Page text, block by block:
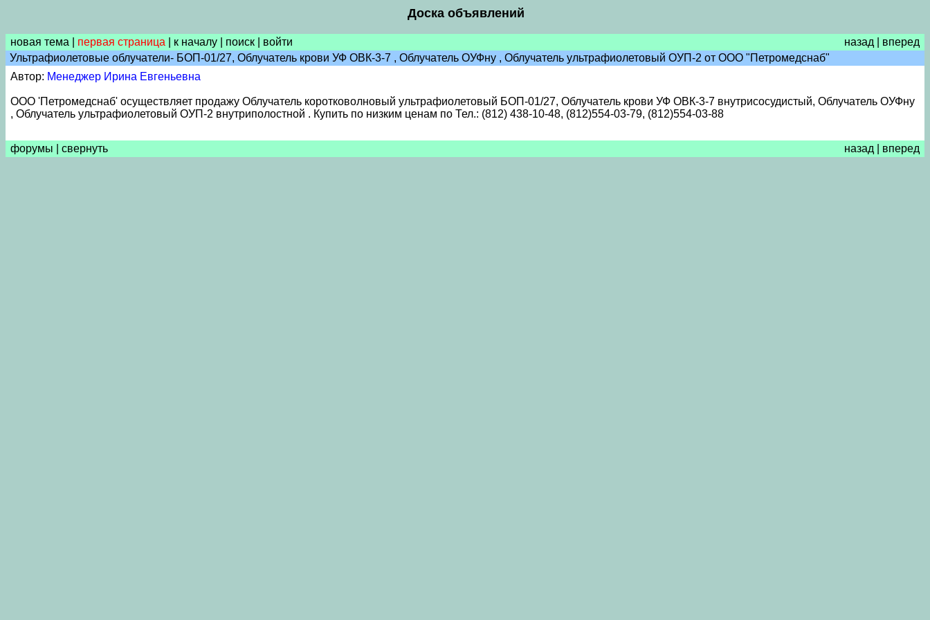
Доска объявлений
новая тема первая страница к началу поиск войти назад
вперед
Ультрафиолетовые облучатели- БОП-01/27, Облучатель крови УФ ОВК-3-7 , Облучатель ОУФну , Облучатель ультрафиолетовый ОУП-2 от ООО "Петромедснаб"
Автор: Менеджер Ирина Евгеньевна
ООО 'Петромедснаб' осуществляет продажу Облучатель коротковолновый ультрафиолетовый БОП-01/27, Облучатель крови УФ ОВК-3-7 внутрисосудистый, Облучатель ОУФну
, Облучатель ультрафиолетовый ОУП-2 внутриполостной . Купить по низким ценам по Тел.: (812) 438-10-48, (812)554-03-79, (812)554-03-88
форумы свернуть назад вперед